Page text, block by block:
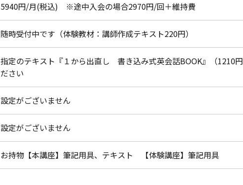
5940円/月(税込) ※途中入会の場合2970円/回＋維持費
随時受付中です（体験教材：講師作成テキスト220円）
指定のテキスト『１から出直し 書き込み式英会話BOOK』（1210
ださい
設定がございません
設定がございません
お持物【本講座】筆記用具、テキスト 【体験講座】筆記用具